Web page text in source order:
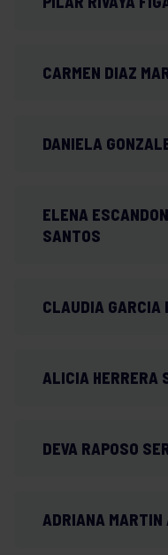
CARMEN DIAZ
DANIELA
ELENA
SANTOS
CLAUDIA GARCIA
ALICIA HERRERA
DEVA RAPOSO
ADRIANA MARTIN